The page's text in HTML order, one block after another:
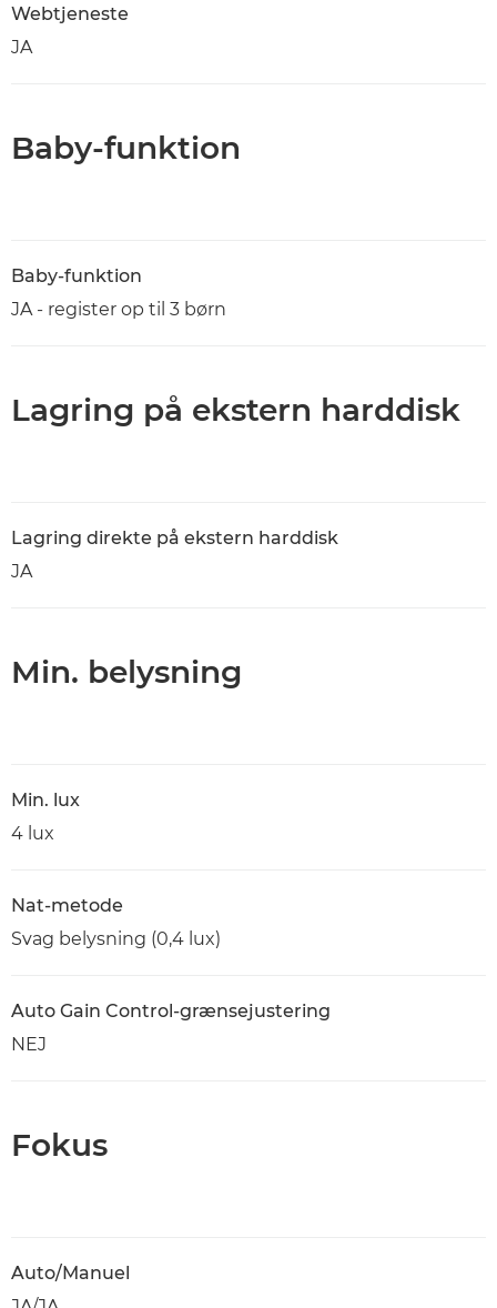
Webtjeneste
JA
Baby-funktion
Baby-funktion
JA - register op til 3 børn
Lagring på ekstern harddisk
Lagring direkte på ekstern harddisk
JA
Min. belysning
Min. lux
4 lux
Nat-metode
Svag belysning (0,4 lux)
Auto Gain Control-grænsejustering
NEJ
Fokus
Auto/Manuel